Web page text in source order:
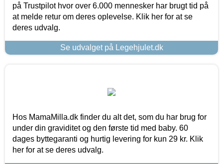
på Trustpilot hvor over 6.000 mennesker har brugt tid på
at melde retur om deres oplevelse. Klik her for at se
deres udvalg.
Se udvalget på Legehjulet.dk
Hos MamaMilla.dk finder du alt det, som du har brug for
under din graviditet og den første tid med baby. 60
dages byttegaranti og hurtig levering for kun 29 kr. Klik
her for at se deres udvalg.